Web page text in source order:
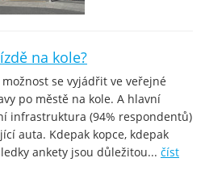
na kole?
se vyjádřit ve veřejné
po městě na kole. A hlavní
infrastruktura (94% respondentů)
auta. Kdepak kopce, kdepak
ankety jsou důležitou... číst